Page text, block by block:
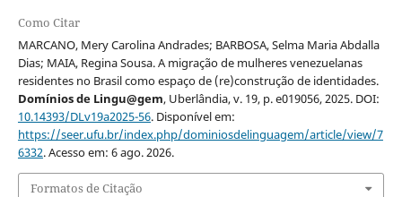
Como Citar
MARCANO, Mery Carolina Andrades; BARBOSA, Selma Maria Abdalla
Dias; MAIA, Regina Sousa. A migração de mulheres venezuelanas
residentes no Brasil como espaço de (re)construção de identidades.
Domínios de Lingu@gem, Uberlândia, v. 19, p. e019056, 2025. DOI:
10.14393/DLv19a2025-56. Disponível em:
https://seer.ufu.br/index.php/dominiosdelinguagem/article/view/7
6332. Acesso em: 6 ago. 2026.
Formatos de Citação